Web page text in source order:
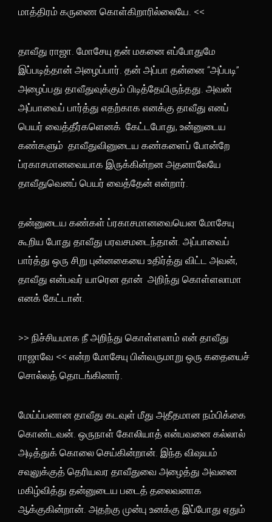
மாத்திரம் கருணை கொள்கிறாரில்லையே. <<
தாவீது ராஜா. மோசேயு தன் மகனை எப்போதுமே
இப்படித்தான் அழைப்பார். தன் அப்பா தன்னை “அப்படி”
அழைப்பது தாவீதுவுக்கும் பிடித்தேயிருந்தது. அவன்
அப்பாவைப் பார்த்து எதற்காக எனக்கு தாவீது எனப்
பெயர் வைத்தீர்களெனக் கேட்டபோது, உன்னுடைய
கண்களும் தாவீதுவினுடைய கண்களைப் போன்றே
ப்ரகாசமானவையாக இருக்கின்றன அதனாலேயே
தாவீதுவெனப் பெயர் வைத்தேன் என்றார்.
தன்னுடைய கண்கள் ப்ரகாசமானவையென மோசேயு
கூறிய போது தாவீது பரவசமடைந்தான். அப்பாவைப்
பார்த்து ஒரு சிறு புன்னகையை உதிர்த்து விட்ட அவன்,
தாவீது என்பவர் யாரென தான் அறிந்து கொள்ளலாமா
எனக் கேட்டான்.
>> நிச்சியமாக நீ அறிந்து கொள்ளலாம் என் தாவீது
ராஜாவே << என்ற மோசேயு பின்வருமாறு ஒரு கதையைச்
சொல்லத் தொடங்கினார்.
மேய்ப்பனான தாவீது கடவுள் மீது அதீதமான நம்பிக்கை
கொண்டவன். ஒருநாள் கோலியாத் என்பவனை கல்லால்
அடித்துக் கொலை செய்கின்றான். இந்த விஷயம்
சவுலுக்குத் தெரியவர தாவீதுவை அழைத்து அவனை
மகிழ்வித்து தன்னுடைய படைத் தலைவனாக
ஆக்குகின்றான். அதற்கு முன்பு உனக்கு இப்போது ஏதும்